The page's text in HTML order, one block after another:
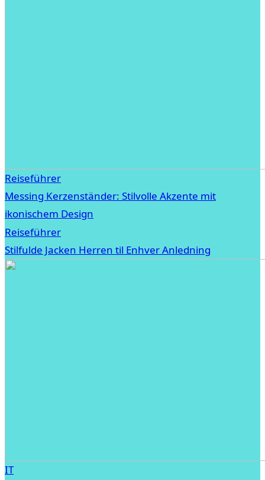
Reiseführer
Messing Kerzenständer: Stilvolle Akzente mit
ikonischem Design
Reiseführer
Stilfulde Jacken Herren til Enhver Anledning
IT